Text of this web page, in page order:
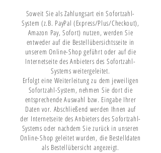
Soweit Sie als Zahlungsart ein Sofortzahl-
System (z.B. PayPal (Express/Plus/Checkout),
Amazon Pay, Sofort) nutzen, werden Sie
entweder auf die Bestellübersichtsseite in
unserem Online-Shop geführt oder auf die
Internetseite des Anbieters des Sofortzahl-
Systems weitergeleitet.
Erfolgt eine Weiterleitung zu dem jeweiligen
Sofortzahl-System, nehmen Sie dort die
entsprechende Auswahl bzw. Eingabe Ihrer
Daten vor. Abschließend werden Ihnen auf
der Internetseite des Anbieters des Sofortzahl-
Systems oder nachdem Sie zurück in unseren
Online-Shop geleitet wurden, die Bestelldaten
als Bestellübersicht angezeigt.